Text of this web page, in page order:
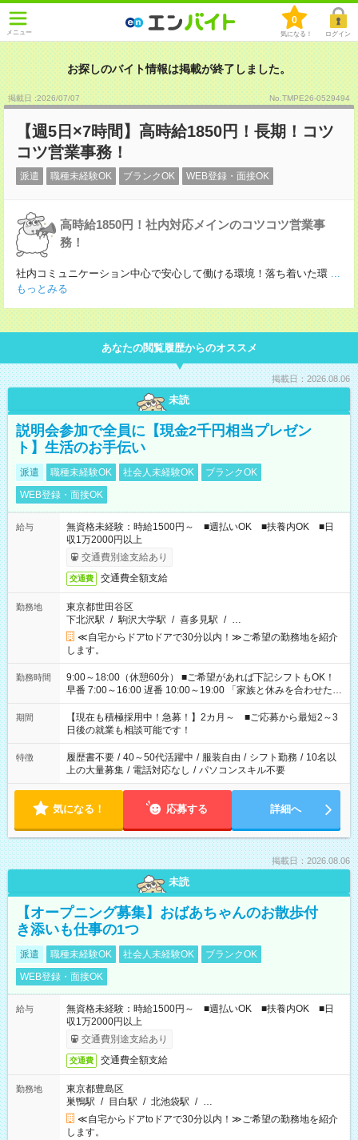
メニュー
0
気になる！ ログイン
お探しのバイト情報は掲載が終了しました。
掲載日 :2026/07/07 No.TMPE26-0529494
【週5日×7時間】高時給1850円！長期！コツ
コツ営業事務！
派遣 職種未経験OK ブランクOK WEB登録・面接OK
高時給1850円！社内対応メインのコツコツ営業事
務！
社内コミュニケーション中心で安心して働ける環境！落ち着いた環 ...
もっとみる
あなたの閲覧履歴からのオススメ
掲載日：2026.08.06
未読
説明会参加で全員に【現金2千円相当プレゼン
ト】生活のお手伝い
派遣 職種未経験OK 社会人未経験OK
ブランクOK
WEB登録・面接OK
給与
無資格未経験：時給1500円～ ■週払いOK ■扶養内OK ■日
収1万2000円以上
交通費別途支給あり
交通費 交通費全額支給
勤務地
東京都世田谷区
下北沢駅 / 駒沢大学駅 / 喜多見駅 / …
≪自宅からドアtoドアで30分以内！≫ご希望の勤務地を紹介
します。
勤務時間
9:00～18:00（休憩60分） ■ご希望があれば下記シフトもOK！
早番 7:00～16:00 遅番 10:00～19:00 「家族と休みを合わせた
い」 「余裕を持って夕飯の準備がしたい」 「できれば残業はし
たくない」 など、ご希望を教えてくださいね。 ※Wワーク希望
の方へ 今ご覧のお仕事で希望する勤務時間と、もう1つのお仕事
の勤務時間。 合計で週40時間を超える場合は応募できません。
期間
【現在も積極採用中！急募！】2カ月～ ■ご応募から最短2～3
日後の就業も相談可能です！
特徴 履歴書不要 / 40～50代活躍中 / 服装自由 / シフト勤務 / 10名以
上の大量募集 / 電話対応なし / パソコンスキル不要
気になる！ 応募する 詳細へ
掲載日：2026.08.06
未読
【オープニング募集】おばあちゃんのお散歩付
き添いも仕事の1つ
派遣 職種未経験OK 社会人未経験OK
ブランクOK
WEB登録・面接OK
給与
無資格未経験：時給1500円～ ■週払いOK ■扶養内OK ■日
収1万2000円以上
交通費別途支給あり
交通費 交通費全額支給
勤務地
東京都豊島区
巣鴨駅 / 目白駅 / 北池袋駅 / …
≪自宅からドアtoドアで30分以内！≫ご希望の勤務地を紹介
します。